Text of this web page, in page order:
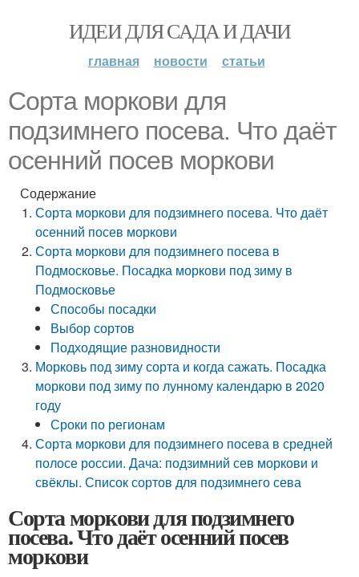
ИДЕИ ДЛЯ САДА И ДАЧИ
главная новости статьи
Сорта моркови для
подзимнего посева. Что даёт
осенний посев моркови
Содержание
Сорта моркови для подзимнего посева. Что даёт
осенний посев моркови
Сорта моркови для подзимнего посева в
Подмосковье. Посадка моркови под зиму в
Подмосковье
Способы посадки
Выбор сортов
Подходящие разновидности
Морковь под зиму сорта и когда сажать. Посадка
моркови под зиму по лунному календарю в 2020
году
Сроки по регионам
Сорта моркови для подзимнего посева в средней
полосе россии. Дача: подзимний сев моркови и
свёклы. Список сортов для подзимнего сева
Сорта моркови для подзимнего
посева. Что даёт осенний посев
моркови